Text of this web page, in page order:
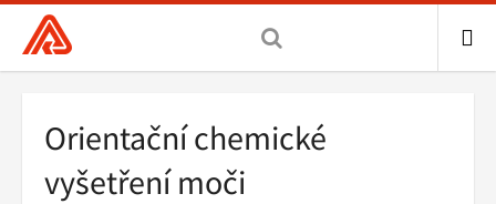
Všeobecná
zdravotní
hlavní
stránka
Drobečková
navigace
Orientační chemické
vyšetření moči